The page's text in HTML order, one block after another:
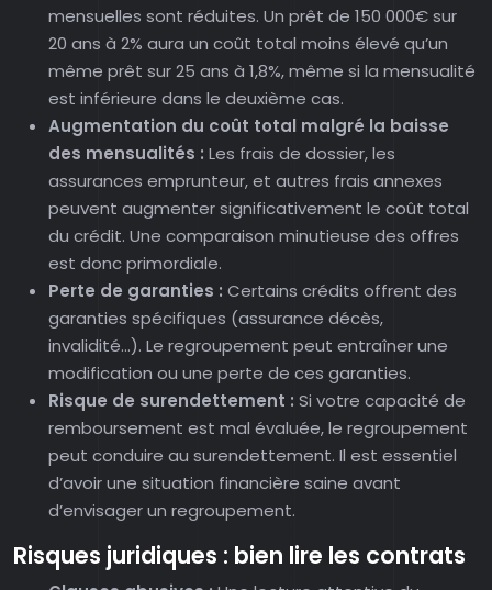
mensuelles sont réduites. Un prêt de 150 000€ sur
20 ans à 2% aura un coût total moins élevé qu’un
même prêt sur 25 ans à 1,8%, même si la mensualité
est inférieure dans le deuxième cas.
Augmentation du coût total malgré la baisse
des mensualités : Les frais de dossier, les
assurances emprunteur, et autres frais annexes
peuvent augmenter significativement le coût total
du crédit. Une comparaison minutieuse des offres
est donc primordiale.
Perte de garanties : Certains crédits offrent des
garanties spécifiques (assurance décès,
invalidité…). Le regroupement peut entraîner une
modification ou une perte de ces garanties.
Risque de surendettement : Si votre capacité de
remboursement est mal évaluée, le regroupement
peut conduire au surendettement. Il est essentiel
d’avoir une situation financière saine avant
d’envisager un regroupement.
Risques juridiques : bien lire les contrats